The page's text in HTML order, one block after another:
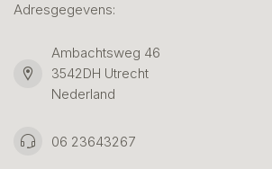
Adresgegevens:
Ambachtsweg 46
3542DH Utrecht
Nederland
06 23643267